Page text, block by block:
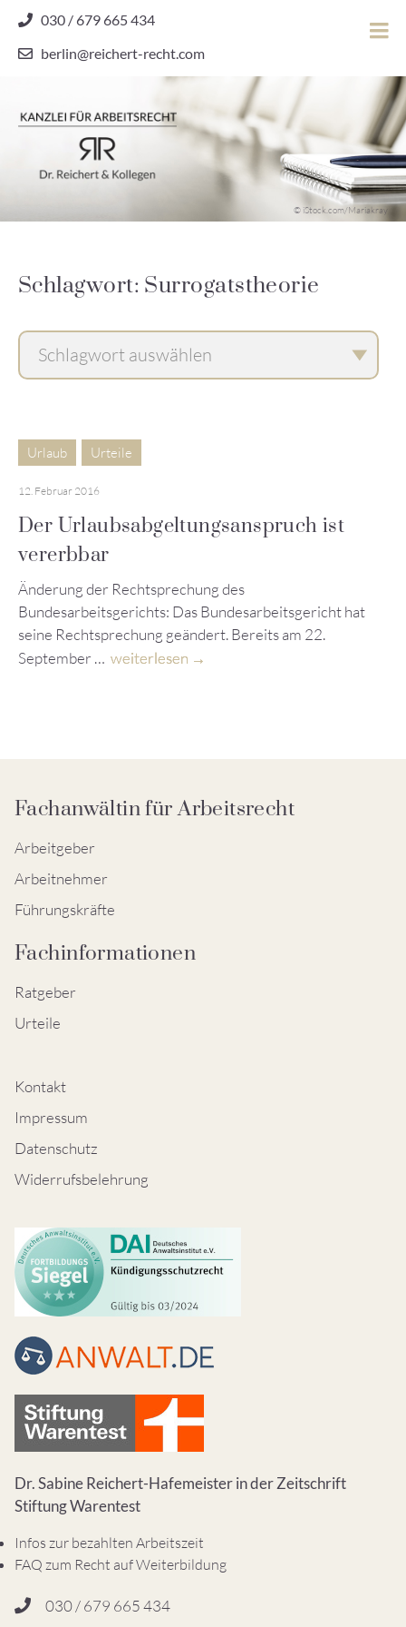
content
030 / 679 665 434
berlin@reichert-recht.com
Dr.
Reichert
Arbeitsrecht
© iStock.com/Mariakray
Schlagwort: Surrogatstheorie
Urlaub Urteile
12. Februar 2016
Der Urlaubsabgeltungsanspruch ist
vererbbar
Änderung der Rechtsprechung des
Bundesarbeitsgerichts: Das Bundesarbeitsgericht hat
seine Rechtsprechung geändert. Bereits am 22.
September … weiterlesen
Fachanwältin für Arbeitsrecht
Arbeitgeber
Arbeitnehmer
Führungskräfte
Fachinformationen
Ratgeber
Urteile
Kontakt
Impressum
Datenschutz
Widerrufsbelehrung
Dr. Sabine Reichert-Hafemeister in der Zeitschrift
Stiftung Warentest
Infos zur bezahlten Arbeitszeit
FAQ zum Recht auf Weiterbildung
030 / 679 665 434